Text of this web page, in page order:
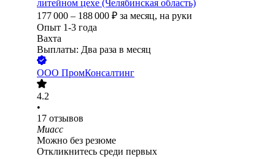
литейном цехе (Челябинская область)
177 000 – 188 000 ₽ за месяц, на руки
Опыт 1-3 года
Вахта
Выплаты: Два раза в месяц
ООО ПромКонсалтинг
4.2
•
17 отзывов
Миасс
Можно без резюме
Откликнитесь среди первых